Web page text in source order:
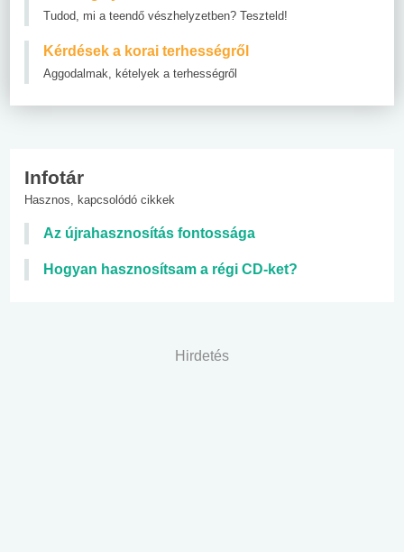
Tudod, mi a teendő vészhelyzetben? Teszteld!
Kérdések a korai terhességről
Aggodalmak, kételyek a terhességről
Infotár
Hasznos, kapcsolódó cikkek
Az újrahasznosítás fontossága
Hogyan hasznosítsam a régi CD-ket?
Hirdetés